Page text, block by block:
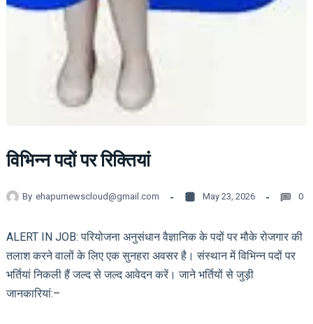
विभिन्न पदों पर रिक्तियां
By ehapurnewscloud@gmail.com May 23, 2026 0
ALERT IN JOB: परियोजना अनुसंधान वैज्ञानिक के पदों पर मौके रोजगार की
तलाश करने वालों के लिए एक सुनहरा अवसर है। संस्थान में विभिन्न पदों पर
भर्तियां निकली हैं जल्द से जल्द आवेदन करें। जाने भर्तियों से जुड़ी
जानकारियां:–